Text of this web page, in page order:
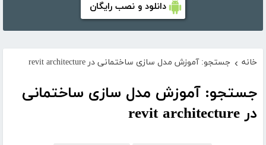
دانلود و نصب رایگان
خانه › جستجو: آموزش مدل سازی ساختمانی در revit architecture
جستجو: آموزش مدل سازی ساختمانی
در revit architecture